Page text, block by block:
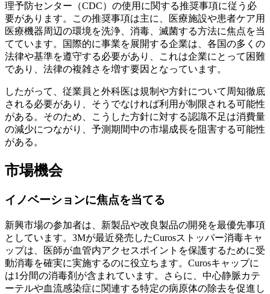
理予防センター（CDC）の使用に関する推奨事項に従う必
要があります。この推奨事項は主に、医療施設や患者ケア用
医療機器周辺の環境を洗浄、消毒、滅菌する方法に焦点を当
てています。国際的に事業を展開する企業は、各国の多くの
法律や基準を遵守する必要があり、これは企業にとって困難
であり、法律の複雑さを増す要因となっています。
したがって、従業員と外科医は規制や方針について周知徹底
される必要があり、そうでなければ利用が制限される可能性
がある。そのため、こうした方針に対する認識不足は消費量
の減少につながり、予測期間中の市場成長を阻害する可能性
がある。
市場機会
イノベーションに焦点を当てる
新興市場の参加者は、新製品や改良製品の開発を最優先事項
としています。3Mが最近発売したCurosストッパー消毒キャ
ップは、医師が血管内アクセスポイントを保護するために受
動消毒を確実に実施するのに役立ちます。Curosキャップに
は1分間の消毒剤が含まれています。さらに、中心静脈カテ
ーテルや血流感染症に関連する特定の病原体の除去を促進し